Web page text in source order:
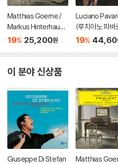
Matthias Goerne /
Markus Hinterhause
r 슈만: 황혼 (가곡집)
19% 25,200원
Luciano
(루치아노 파
이탈리아 오페라
19%
이 분야 신상품
Giuseppe Di Stefan
Matthias